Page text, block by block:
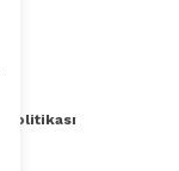
Politikası